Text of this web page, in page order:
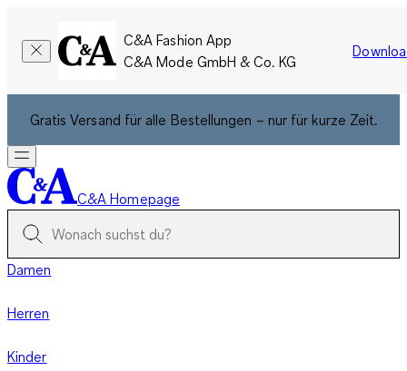
C&A Fashion App
C&A Mode GmbH & Co. KG
Gratis Versand für alle Bestellungen – nur für kurze Zeit.
C&A Homepage
Damen
Herren
Kinder